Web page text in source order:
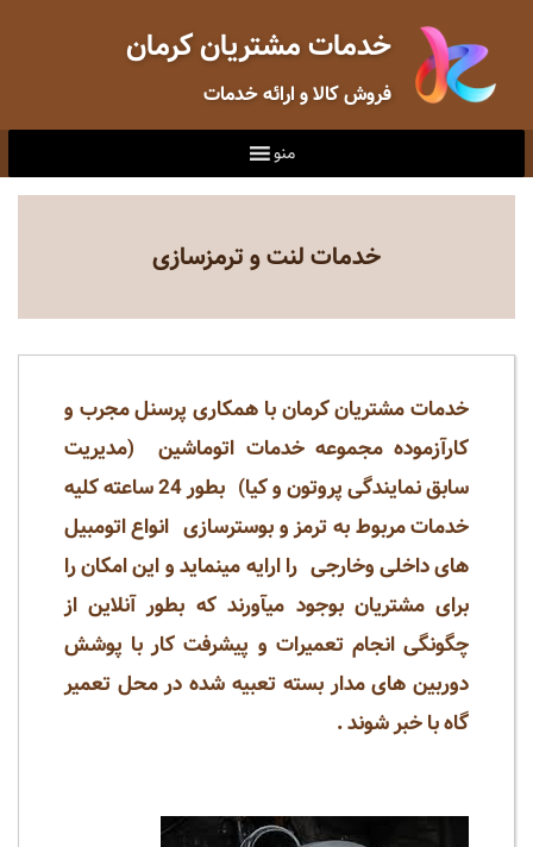
خدمات مشتریان کرمان
فروش کالا و ارائه خدمات
منو
خدمات لنت و ترمزسازی
خدمات مشتریان کرمان با همکاری پرسنل مجرب و
کارآزموده مجموعه خدمات اتوماشین (مدیریت
سابق نمایندگی پروتون و کیا) بطور 24 ساعته کلیه
خدمات مربوط به ترمز و بوسترسازی انواع اتومبیل
های داخلی وخارجی را ارایه مینماید و این امکان را
برای مشتریان بوجود میآورند که بطور آنلاین از
چگونگی انجام تعمیرات و پیشرفت کار با پوشش
دوربین های مدار بسته تعبیه شده در محل تعمیر
گاه با خبر شوند .